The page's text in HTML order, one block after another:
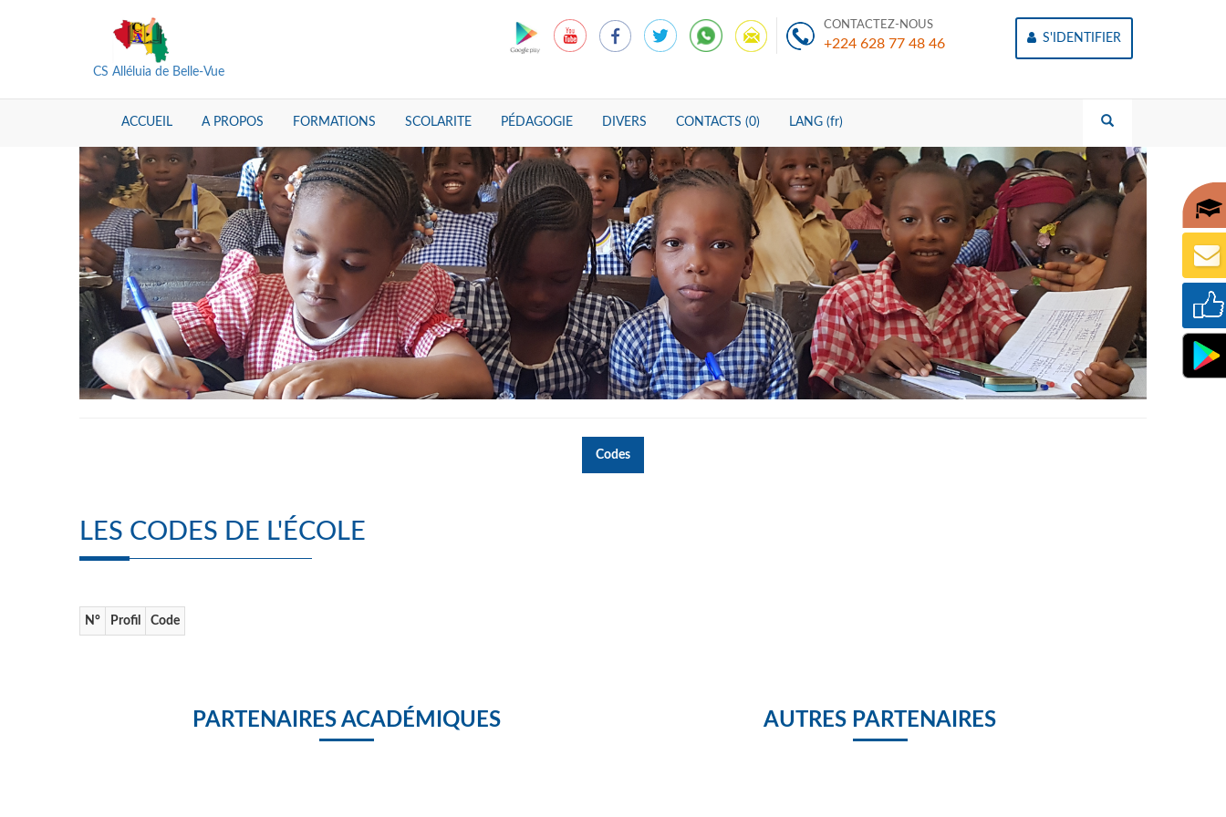
CS Alléluia de Belle-Vue
CONTACTEZ-NOUS
+224 628 77 48 46 S'IDENTIFIER
ACCUEIL A PROPOS FORMATIONS SCOLARITE PÉDAGOGIE DIVERS CONTACTS (0) LANG (fr)
Codes
LES CODES DE L'ÉCOLE
N° Profil Code
PARTENAIRES ACADÉMIQUES AUTRES PARTENAIRES